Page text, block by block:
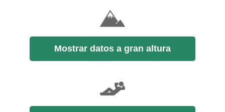
Mostrar datos a gran altura